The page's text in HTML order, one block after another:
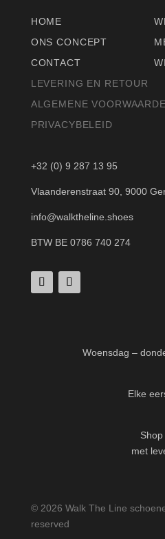
HOME
ONS CONCEPT
CONTACT
LEVERING EN RETOUR
ALGEMENE
PRIVACYBELEID
+32 (0) 9 287 13 95
Vlaanderenstraat 90, 9000
info@walktheline.shoes
BTW BE 0786 740 274
Woensdag –
Elke
met
© 2026 Walk The Line
reserved